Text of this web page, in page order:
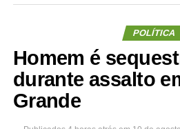
POLÍTICA
Homem é
durante assalto
Grande